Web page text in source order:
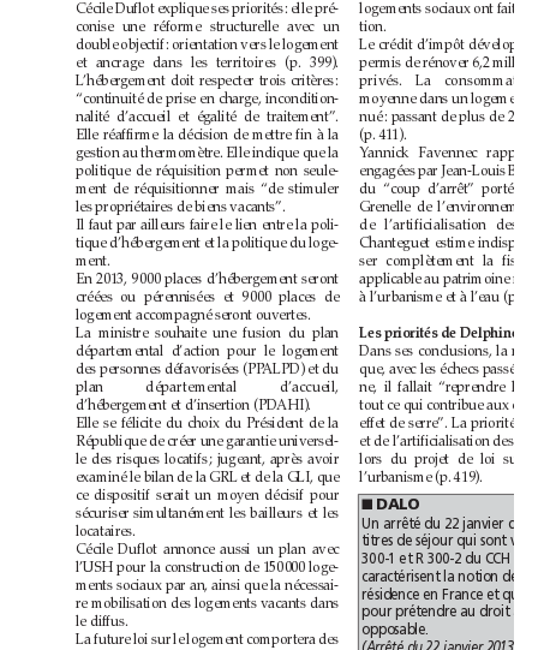
■ DALO
opposable.
Cécile Duflot explique ses priorités: elle pré-
conise une réforme structurelle avec un
double objectif: orientation vers le logement
et ancrage dans les territoires (p.399).
L’hébergement doit respecter trois critères:
“continuité de prise en charge, incondition-
nalité d’accueil et égalité de traitement”.
Elle réaffirme la décision de mettre fin à la
gestion au thermomètre. Elle indique que la
politique de réquisition permet non seule-
ment de réquisitionner mais “de stimuler
les propriétaires de biens vacants”.
Il faut par ailleurs faire le lien entre la poli-
tique d’hébergement et la politique du loge-
ment.
En 2013, 9000 places d’hébergement seront
créées ou pérennisées et 9000 places de
logement accompagné seront ouvertes.
La ministre souhaite une fusion du plan
départemental d’action pour le logement
des personnes défavorisées (PPALPD) et du
plan départemental d’accueil,
d’hébergement et d’insertion (PDAHI).
Elle se félicite du choix du Président de la
République de créer une garantie universel-
le des risques locatifs; jugeant, après avoir
examiné le bilan de la GRL et de la GLI, que
ce dispositif serait un moyen décisif pour
sécuriser simultanément les bailleurs et les
locataires.
Cécile Duflot annonce aussi un plan avec
l’USH pour la construction de 150000 loge-
ments sociaux par an, ainsi que la nécessai-
re mobilisation des logements vacants dans
le diffus.
La future loi sur le logement comportera des
tion.
(p.411).
l’urbanisme (p.419).